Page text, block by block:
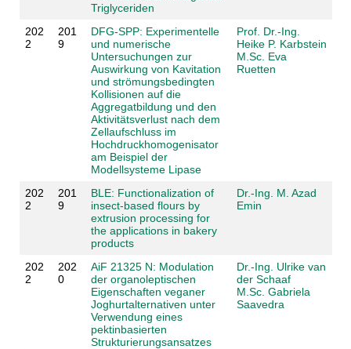
Triglyceriden
202
2
201
9
DFG-SPP: Experimentelle
und numerische
Untersuchungen zur
Auswirkung von Kavitation
und strömungsbedingten
Kollisionen auf die
Aggregatbildung und den
Aktivitätsverlust nach dem
Zellaufschluss im
Hochdruckhomogenisator
am Beispiel der
Modellsysteme Lipase
Prof. Dr.-Ing.
Heike P. Karbstein
M.Sc. Eva
Ruetten
202
2
201
9
BLE: Functionalization of
insect-based flours by
extrusion processing for
the applications in bakery
products
Dr.-Ing. M. Azad
Emin
202
2
202
0
AiF 21325 N: Modulation
der organoleptischen
Eigenschaften veganer
Joghurtalternativen unter
Verwendung eines
pektinbasierten
Strukturierungsansatzes
Dr.-Ing. Ulrike van
der Schaaf
M.Sc. Gabriela
Saavedra